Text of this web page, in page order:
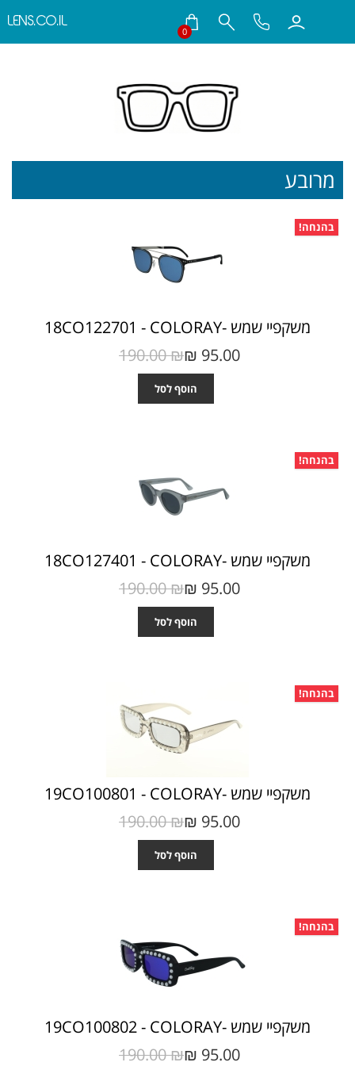
לעבור
לאזור
מרכזי
0
LENS.CO.IL
מרובע
בהנחה!
משקפיי שמש -18CO122701 - COLORAY
95.00 ₪‎
190.00 ₪‎
הוסף לסל
בהנחה!
משקפיי שמש -18CO127401 - COLORAY
95.00 ₪‎
190.00 ₪‎
הוסף לסל
בהנחה!
משקפיי שמש -19CO100801 - COLORAY
95.00 ₪‎
190.00 ₪‎
הוסף לסל
בהנחה!
משקפיי שמש -19CO100802 - COLORAY
95.00 ₪‎
190.00 ₪‎